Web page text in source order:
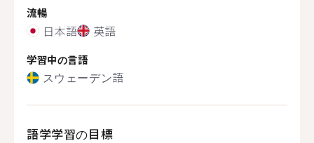
流暢
日本語 英語
学習中の言語
スウェーデン語
語学学習の目標